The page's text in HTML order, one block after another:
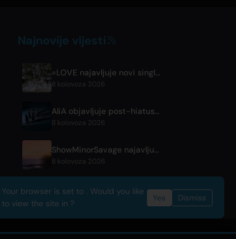
Najnovije vijesti
=LOVE najavljuje novi singl 'Koi, Hajimemashita.' i koncerte u Tokyo Domeu
8 kolovoza 2026
AliA objavljuje post-hiatus album 'mate', najavljuje nastup u Tokiju
8 kolovoza 2026
ShowMinorSavage najavljuje novi digitalni singl 'Gradation'
8 kolovoza 2026
Your browser is set to . Would you like
to view the site in ?
Yes Dismiss